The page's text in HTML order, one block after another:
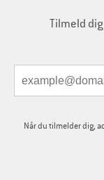
Tilmeld
Når du tilmelder dig,